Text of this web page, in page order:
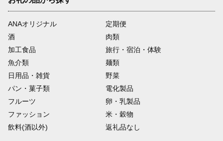
ANAオリジナル
定期便
酒
肉類
加工食品
旅行・宿泊・体験
魚介類
麺類
日用品・雑貨
野菜
パン・菓子類
電化製品
フルーツ
卵・乳製品
ファッション
米・穀物
飲料(酒以外)
返礼品なし